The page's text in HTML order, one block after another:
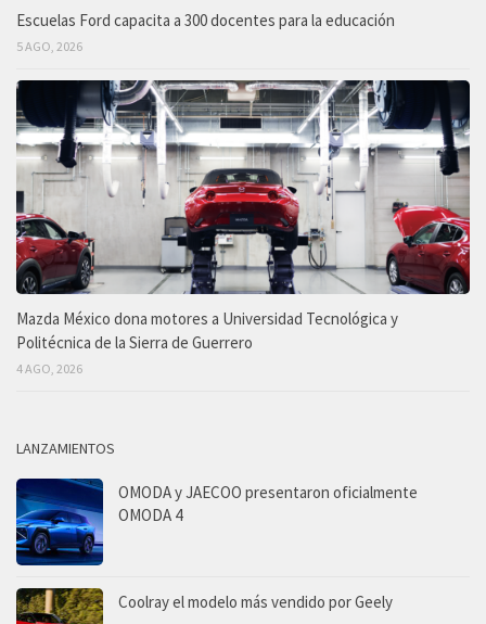
Escuelas Ford capacita a 300 docentes para la educación
5 AGO, 2026
Mazda México dona motores a Universidad Tecnológica y
Politécnica de la Sierra de Guerrero
4 AGO, 2026
LANZAMIENTOS
OMODA y JAECOO presentaron oficialmente
OMODA 4
Coolray el modelo más vendido por Geely